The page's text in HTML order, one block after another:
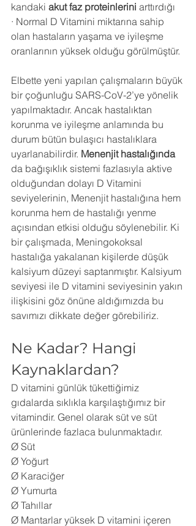
kandaki akut faz proteinlerini arttırdığı
· Normal D Vitamini miktarına sahip
olan hastaların yaşama ve iyileşme
oranlarının yüksek olduğu görülmüştür.
Elbette yeni yapılan çalışmaların büyük
bir çoğunluğu SARS-CoV-2’ye yönelik
yapılmaktadır. Ancak hastalıktan
korunma ve iyileşme anlamında bu
durum bütün bulaşıcı hastalıklara
uyarlanabilirdir. Menenjit hastalığında
da bağışıklık sistemi fazlasıyla aktive
olduğundan dolayı D Vitamini
seviyelerinin, Menenjit hastalığına hem
korunma hem de hastalığı yenme
açısından etkisi olduğu söylenebilir. Ki
bir çalışmada, Meningokoksal
hastalığa yakalanan kişilerde düşük
kalsiyum düzeyi saptanmıştır. Kalsiyum
seviyesi ile D vitamini seviyesinin yakın
ilişkisini göz önüne aldığımızda bu
savımızı dikkate değer görebiliriz.
Ne Kadar? Hangi
Kaynaklardan?
D vitamini günlük tükettiğimiz
gıdalarda sıklıkla karşılaştığımız bir
vitamindir. Genel olarak süt ve süt
ürünlerinde fazlaca bulunmaktadır.
Ø Süt
Ø Yoğurt
Ø Karaciğer
Ø Yumurta
Ø Tahıllar
Ø Mantarlar yüksek D vitamini içeren